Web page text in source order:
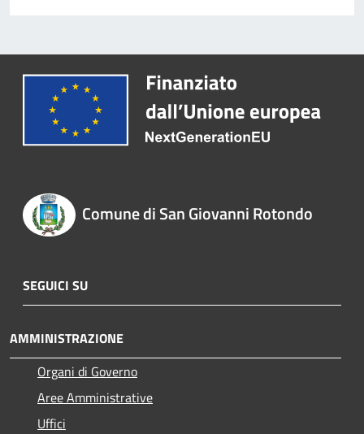
Comune di San Giovanni Rotondo
SEGUICI SU
AMMINISTRAZIONE
Organi di Governo
Aree Amministrative
Uffici